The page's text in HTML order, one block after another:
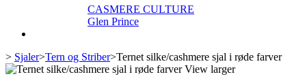
CASMERE CULTURE
Glen Prince
> Sjaler>Tern og Striber>Ternet silke/cashmere sjal i røde farver
View larger